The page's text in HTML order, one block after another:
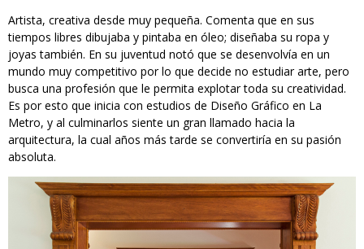
Artista, creativa desde muy pequeña. Comenta que en sus
tiempos libres dibujaba y pintaba en óleo; diseñaba su ropa y
joyas también. En su juventud notó que se desenvolvía en un
mundo muy competitivo por lo que decide no estudiar arte, pero
busca una profesión que le permita explotar toda su creatividad.
Es por esto que inicia con estudios de Diseño Gráfico en La
Metro, y al culminarlos siente un gran llamado hacia la
arquitectura, la cual años más tarde se convertiría en su pasión
absoluta.